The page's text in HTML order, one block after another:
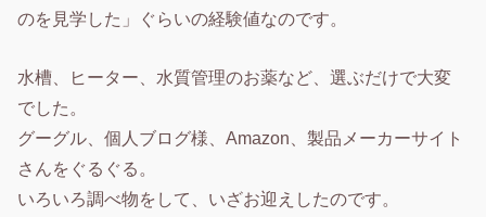
のを見学した」ぐらいの経験値なのです。
水槽、ヒーター、水質管理のお薬など、選ぶだけで大変
でした。
グーグル、個人ブログ様、Amazon、製品メーカーサイト
さんをぐるぐる。
いろいろ調べ物をして、いざお迎えしたのです。